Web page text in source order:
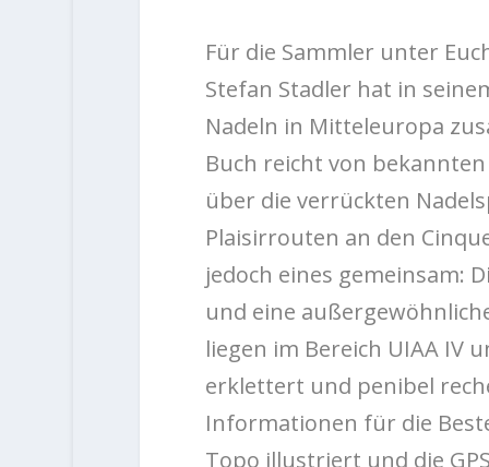
Für die Sammler unter
Stefan Stadler hat in
Nadeln in Mitteleuropa
Buch reicht von
über die verrückten
Plaisirrouten an den
jedoch eines gemeinsam:
und eine
liegen im Bereich UIAA IV
erklettert und penibel
Informationen für die
Topo illustriert und die